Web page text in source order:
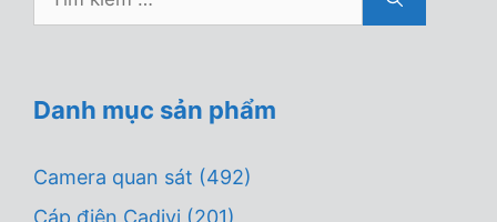
Danh mục sản phẩm
Camera quan sát (492)
Cáp điện Cadivi (201)